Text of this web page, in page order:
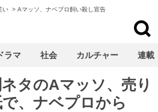
い > Aマッソ、ナベプロ飼い殺し宣告
タのAマッソ、売り
、ナベプロから
ラマ 社会 カルチャー 連載